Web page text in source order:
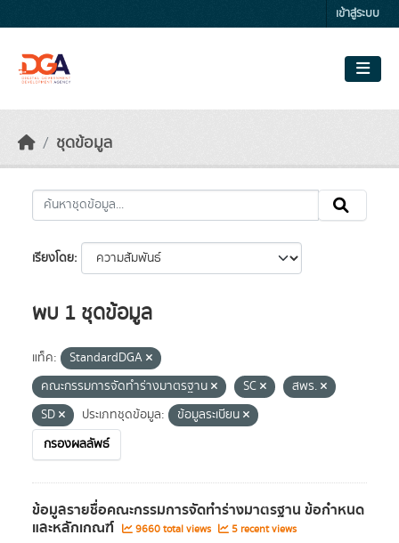
เข้าสู่ระบบ
ชุดข้อมูล
เรียงโดย
พบ 1 ชุดข้อมูล
แท็ค:
StandardDGA
คณะกรรมการจัดทำร่างมาตรฐาน
SC
สพร.
SD
ประเภทชุดข้อมูล:
ข้อมูลระเบียน
กรองผลลัพธ์
ข้อมูลรายชื่อคณะกรรมการจัดทำร่างมาตรฐาน ข้อกำหนด
และหลักเกณฑ์ 9660 total views 5 recent views